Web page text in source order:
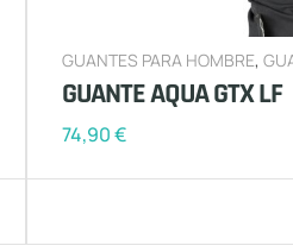
GUANTES PARA HOMBRE,
GUANTE AQUA GTX LF
74,90€